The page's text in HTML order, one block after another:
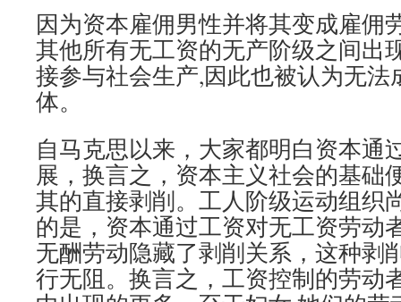
因为资本雇佣男性并将其变成雇佣
其他所有无工资的无产阶级之间出
接参与社会生产,因此也被认为无法
体。
自马克思以来，大家都明白资本通
展，换言之，资本主义社会的基础
其的直接剥削。工人阶级运动组织
的是，资本通过工资对无工资劳动
无酬劳动隐藏了剥削关系，这种剥
行无阻。换言之，工资控制的劳动